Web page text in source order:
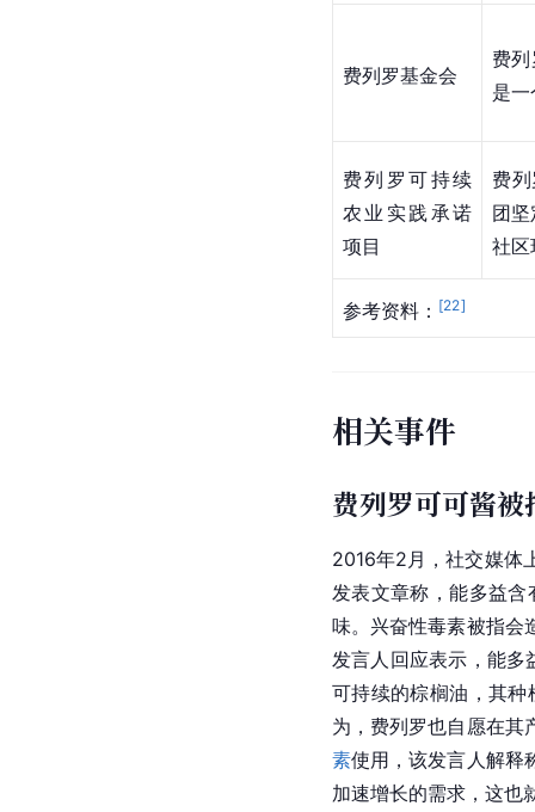
费列罗基金会
费
是
费列罗可持续
农业实践承诺
项目
费
团
社区
参考资料： [22]
相关事件
费列罗可可酱
2016年2月，社交媒体
发表文章称，能多益含
味。兴奋性毒素被指会
发言人回应表示，能
可持续的棕榈油，其
为，费列罗也自愿在其
素使用，该发言人解释
加速增长的需求，这也